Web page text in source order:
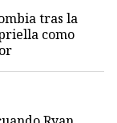
tras la
como